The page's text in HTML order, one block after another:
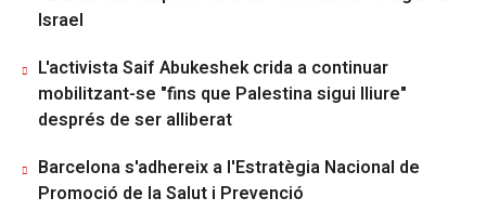
Israel
L'activista Saif Abukeshek crida a continuar
mobilitzant-se "fins que Palestina sigui lliure"
després de ser alliberat
Barcelona s'adhereix a l'Estratègia Nacional de
Promoció de la Salut i Prevenció